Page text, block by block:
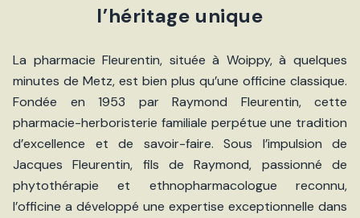
l’héritage unique
La pharmacie Fleurentin, située à Woippy, à quelques
minutes de Metz, est bien plus qu’une officine classique.
Fondée en 1953 par Raymond Fleurentin, cette
pharmacie-herboristerie familiale perpétue une tradition
d’excellence et de savoir-faire. Sous l’impulsion de
Jacques Fleurentin, fils de Raymond, passionné de
phytothérapie et ethnopharmacologue reconnu,
l’officine a développé une expertise exceptionnelle dans